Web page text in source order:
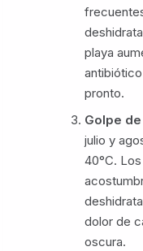
playa
pronto.
Golpe
julio y
40°C.
dolor de
oscura.